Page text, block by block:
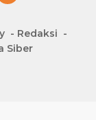
Redaksi
Siber